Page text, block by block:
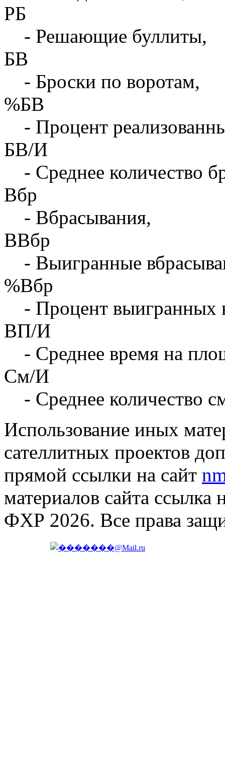
РБ
- Решающие буллиты,
БВ
- Броски по воротам,
%БВ
- Процент
БВ/И
- Среднее количество
Вбр
- Вбрасывания,
ВВбр
- Выигранные
%Вбр
- Процент выигранных
ВП/И
- Среднее время на
См/И
- Среднее количество
Использование иных
сателлитных проектов
прямой ссылки на сайт
материалов сайта ссылка
ФХР 2026. Все права